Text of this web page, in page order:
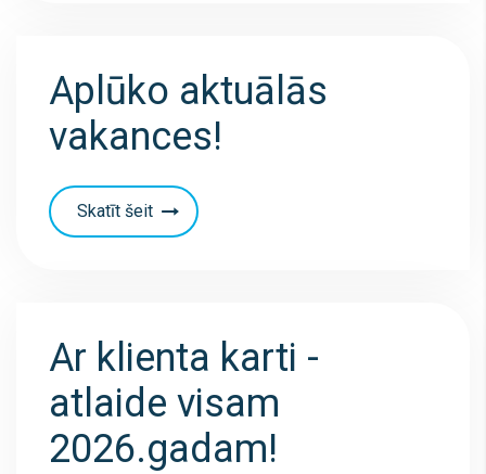
Aplūko aktuālās
vakances!
Skatīt šeit
Ar klienta karti -
atlaide visam
2026.gadam!